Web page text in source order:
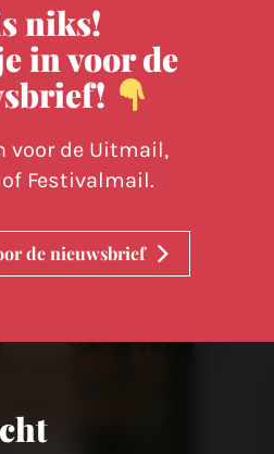
niks!
in voor de
voor de Uitmail,
Festivalmail.
de nieuwsbrief